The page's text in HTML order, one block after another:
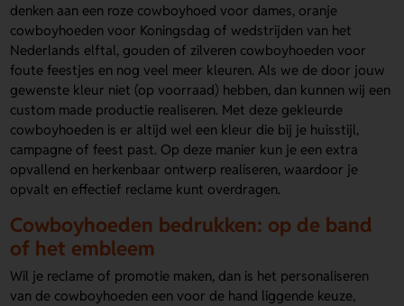
denken aan een roze cowboyhoed voor dames, oranje
cowboyhoeden voor Koningsdag of wedstrijden van het
Nederlands elftal, gouden of zilveren cowboyhoeden voor
foute feestjes en nog veel meer kleuren. Als we de door jouw
gewenste kleur niet (op voorraad) hebben, dan kunnen wij een
custom made productie realiseren. Met deze gekleurde
cowboyhoeden is er altijd wel een kleur die bij je huisstijl,
campagne of feest past. Op deze manier kun je een extra
opvallend en herkenbaar ontwerp realiseren, waardoor je
opvalt en effectief reclame kunt overdragen.
Cowboyhoeden bedrukken: op de band
of het embleem
Wil je reclame of promotie maken, dan is het personaliseren
van de cowboyhoeden een voor de hand liggende keuze,